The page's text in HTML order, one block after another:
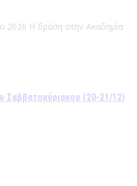
2026 Η δράση στην Ακαδημία
Σαββατοκύριακου (20-21/12)